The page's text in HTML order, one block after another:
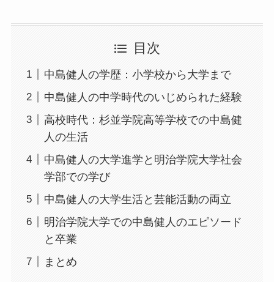
目次
中島健人の学歴：小学校から大学まで
中島健人の中学時代のいじめられた経験
高校時代：杉並学院高等学校での中島健
人の生活
中島健人の大学進学と明治学院大学社会
学部での学び
中島健人の大学生活と芸能活動の両立
明治学院大学での中島健人のエピソード
と卒業
まとめ